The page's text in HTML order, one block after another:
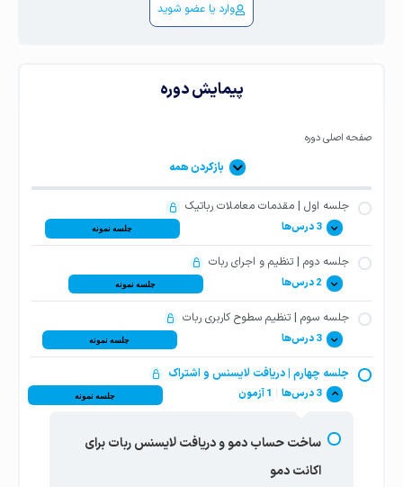
وارد یا عضو شوید
پیمایش دوره
صفحه اصلی دوره
بازکردن همه
جلسه اول | مقدمات معاملات رباتیک
جلسه نمونه 3 درس‌ها
پیش‌نیازهای استفاده از ربات MRM PRO را فراهم
کنید
سرور مجازی یا VPS برای ربات فارکس MRM PRO
نصب متاتریدر و کانفیگ و آماده‌سازی برای ربات
جلسه دوم | تنظیم و اجرای ربات
جلسه نمونه 2 درس‌ها
فایل تنظیمات ربات MRM PRO برای ستاپ
معاملاتی
اجرای ربات فارکس MRM PRO برای شروع معاملات
جلسه سوم | تنظیم سطوح کاربری ربات
جلسه نمونه 3 درس‌ها
تنظیم ربات MRM PRO در سطح ساده یا Simple
جلسه چهارم | دریافت لایسنس و اشتراک
جلسه نمونه 3 درس‌ها |
ساخت حساب دمو و دریافت لایسنس ربات برای
اکانت دمو